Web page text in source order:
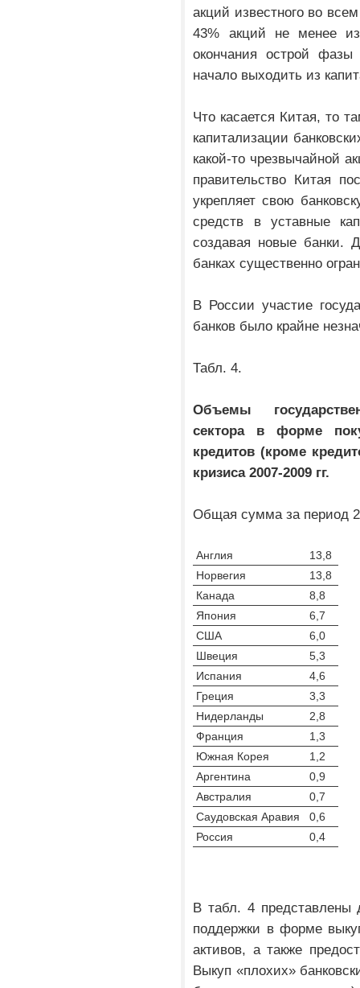
акций известного во
43% акций не менее
окончания острой фазы
начало выходить из
Что касается Китая, то
капитализации
какой-то чрезвычайной
правительство Китая
укрепляет свою
средств в уставные
создавая новые банки.
банках существенно
В России участие
банков было крайне
Табл. 4.
Объемы
сектора в форме
кредитов (кроме
кризиса 2007-2009 гг.
Общая сумма за период
Англия
13,8
Норвегия
13,8
Канада
8,8
Япония
6,7
США
6,0
Швеция
5,3
Испания
4,6
Греция
3,3
Нидерланды
2,8
Франция
1,3
Южная Корея
1,2
Аргентина
0,9
Австралия
0,7
Саудовская Аравия
0,6
Россия
0,4
В табл. 4 представлены
поддержки в форме
активов, а также
Выкуп «плохих»